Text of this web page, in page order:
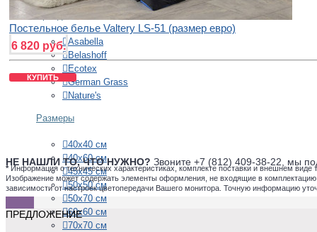
Бренды
Asabella
Belashoff
Ecotex
German Grass
Nature's
Размеры
40х40 см
40х60 см
45х45 см
50х50 см
50х70 см
60х60 см
70х70 см
Постельное белье Valtery LS-51 (размер евро)
6 820 руб.
КУПИТЬ
НЕ НАШЛИ ТО, ЧТО НУЖНО? Звоните +7 (812) 409-38-22, мы
* Информация о технических характеристиках, комплекте поставки и внешнем
Изображение может содержать элементы оформления, не входящие в
зависимости от настроек цветопередачи Вашего монитора. Точную информацию
ПРЕДЛОЖЕНИЕ